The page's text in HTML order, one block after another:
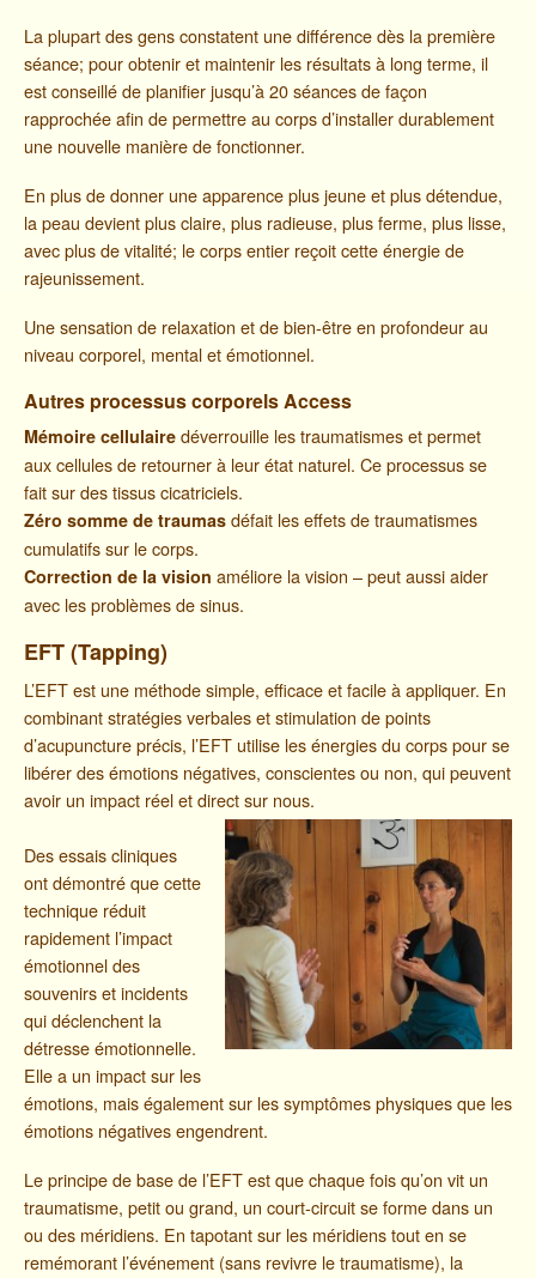
La plupart des gens constatent une différence dès la première
séance; pour obtenir et maintenir les résultats à long terme, il
est conseillé de planifier jusqu’à 20 séances de façon
rapprochée afin de permettre au corps d’installer durablement
une nouvelle manière de fonctionner.
En plus de donner une apparence plus jeune et plus détendue,
la peau devient plus claire, plus radieuse, plus ferme, plus lisse,
avec plus de vitalité; le corps entier reçoit cette énergie de
rajeunissement.
Une sensation de relaxation et de bien-être en profondeur au
niveau corporel, mental et émotionnel.
Autres processus corporels Access
Mémoire cellulaire déverrouille les traumatismes et permet
aux cellules de retourner à leur état naturel. Ce processus se
fait sur des tissus cicatriciels.
Zéro somme de traumas défait les effets de traumatismes
cumulatifs sur le corps.
Correction de la vision améliore la vision – peut aussi aider
avec les problèmes de sinus.
EFT(Tapping)
L’EFT est une méthode simple, efficace et facile à appliquer. En
combinant stratégies verbales et stimulation de points
d’acupuncture précis, l’EFT utilise les énergies du corps pour se
libérer des émotions négatives, conscientes ou non, qui peuvent
avoir un impact réel et direct sur nous.
Des essais cliniques
ont démontré que cette
technique réduit
rapidement l’impact
émotionnel des
souvenirs et incidents
qui déclenchent la
détresse émotionnelle.
Elle a un impact sur les
émotions, mais également sur les symptômes physiques que les
émotions négatives engendrent.
Le principe de base de l’EFT est que chaque fois qu’on vit un
traumatisme, petit ou grand, un court-circuit se forme dans un
ou des méridiens. En tapotant sur les méridiens tout en se
remémorant l’événement (sans revivre le traumatisme), la